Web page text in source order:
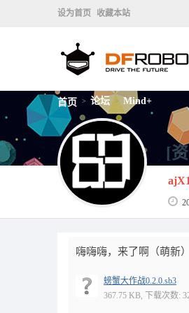
设为首页 收藏本站
首页 > 论坛 > Mind+
[
嗨嗨嗨，来了啊（萌新）
螃蟹大作战0.2.0.sb3
367.75 KB, 下载次数: